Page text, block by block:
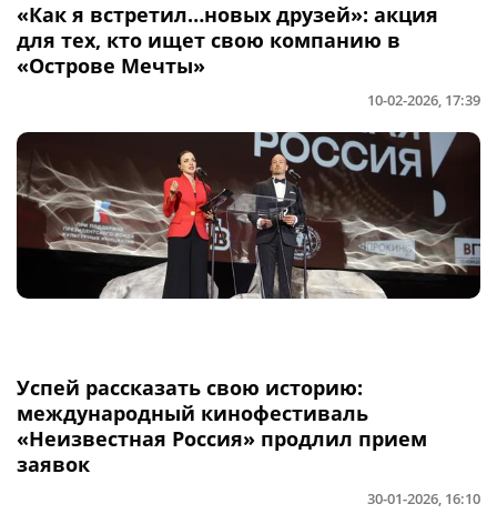
«Как я встретил…новых друзей»: акция
для тех, кто ищет свою компанию в
«Острове Мечты»
10-02-2026, 17:39
Успей рассказать свою историю:
международный кинофестиваль
«Неизвестная Россия» продлил прием
заявок
30-01-2026, 16:10